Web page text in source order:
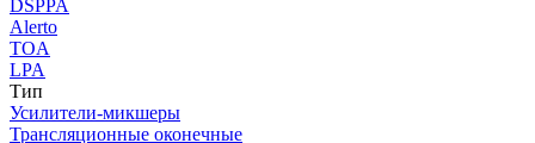
DSPPA
Alerto
TOA
LPA
Тип
Усилители-микшеры
Трансляционные оконечные